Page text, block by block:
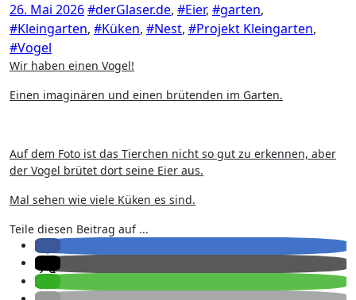
26. Mai 2026#derGlaser.de, #Eier, #garten,
#Kleingarten, #Küken, #Nest, #Projekt Kleingarten,
#Vogel
Wir haben einen Vogel!
Einen imaginären und einen brütenden im Garten.
Auf dem Foto ist das Tierchen nicht so gut zu erkennen, aber
der Vogel brütet dort seine Eier aus.
Mal sehen wie viele Küken es sind.
Teile diesen Beitrag auf ...